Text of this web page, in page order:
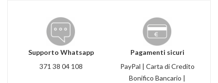
Supporto Whatsapp
371 38 04 108
Pagamenti sicuri
PayPal | Carta di Credito
Bonifico Bancario |